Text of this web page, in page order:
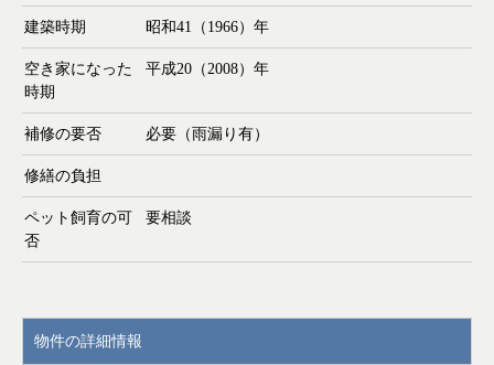
建築時期 昭和41（1966）年
空き家になった
時期
平成20（2008）年
補修の要否 必要（雨漏り有）
修繕の負担
ペット飼育の可
否
要相談
物件の詳細情報